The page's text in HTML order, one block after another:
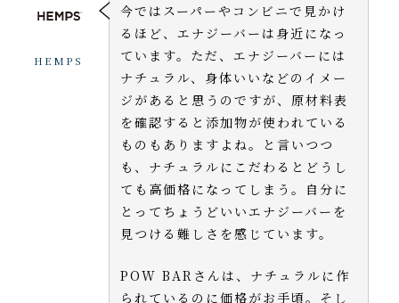
HEMPS
今ではスーパーやコンビニで見かけ
るほど、エナジーバーは身近になっ
ています。ただ、エナジーバーには
ナチュラル、身体いいなどのイメー
ジがあると思うのですが、原材料表
を確認すると添加物が使われている
ものもありますよね。と言いつつ
も、ナチュラルにこだわるとどうし
ても高価格になってしまう。自分に
とってちょうどいいエナジーバーを
見つける難しさを感じています。
POW BARさんは、ナチュラルに作
られているのに価格がお手頃。そし